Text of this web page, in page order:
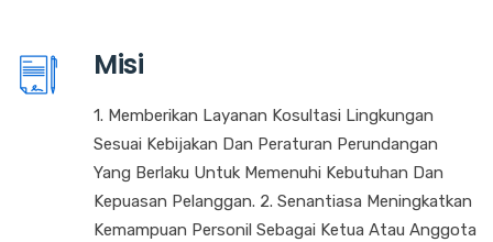
Misi
1. Memberikan Layanan Kosultasi Lingkungan
Sesuai Kebijakan Dan Peraturan Perundangan
Yang Berlaku Untuk Memenuhi Kebutuhan Dan
Kepuasan Pelanggan. 2. Senantiasa Meningkatkan
Kemampuan Personil Sebagai Ketua Atau Anggota